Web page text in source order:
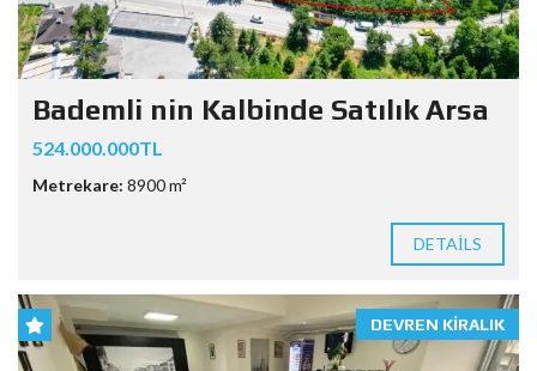
Bademli nin Kalbinde Satılık Arsa
524.000.000TL
Metrekare: 8900 m²
DETAILS
DEVREN KIRALIK